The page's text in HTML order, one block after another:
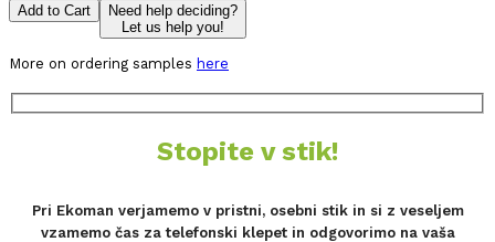
Add to Cart
Need help deciding?
Let us help you!
More on ordering samples here
Stopite v stik!
Pri Ekoman verjamemo v pristni, osebni stik in si z veseljem
vzamemo čas za telefonski klepet in odgovorimo na vaša